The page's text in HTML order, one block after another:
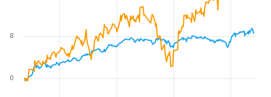
0
8